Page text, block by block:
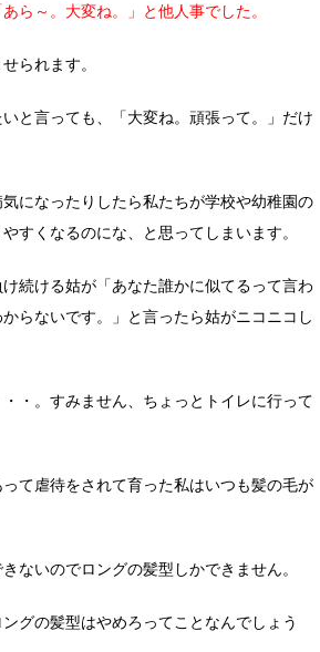
ら～。大変ね。」と他人事でした。
られます。
と言っても、「大変ね。頑張って。」だけ
になったりしたら私たちが学校や幼稚園の
すくなるのにな、と思ってしまいます。
続ける姑が「あなた誰かに似てるって言わ
らないです。」と言ったら姑がニコニコし
・。すみません、ちょっとトイレに行って
て虐待をされて育った私はいつも髪の毛が
ないのでロングの髪型しかできません。
グの髪型はやめろってことなんでしょう